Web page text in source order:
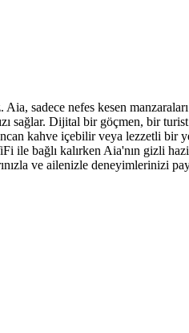
sadece nefes kesen
sağlar. Dijital bir göçmen, bir
kahve içebilir veya lezzetli bir
bağlı kalırken Aia'nın gizli
ve ailenizle deneyimlerinizi